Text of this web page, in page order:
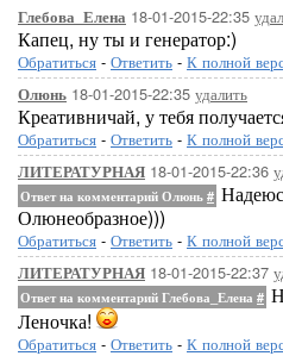
Глебова_Елена 18-01-2015-22:35
Капец, ну ты и генератор:)
Обратиться - Ответить - К полной
Олюнь 18-01-2015-22:35 удалить
Креативничай, у тебя
Обратиться - Ответить - К полной
ЛИТЕРАТУРНАЯ 18-01-2015-22:36
Ответ на комментарий Олюнь #
Олюнеобразное)))
Обратиться - Ответить - К полной
ЛИТЕРАТУРНАЯ 18-01-2015-22:37
Ответ на комментарий Глебова_Елена #
Леночка!
Обратиться - Ответить - К полной